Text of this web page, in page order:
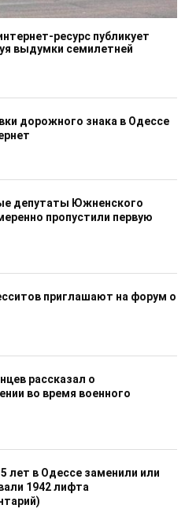
ресурс публикует
выдумки семилетней
дорожного знака в Одессе
депутаты Южненского
пропустили первую
приглашают на форум о
рассказал о
во время военного
лет в Одессе заменили или
1942 лифта